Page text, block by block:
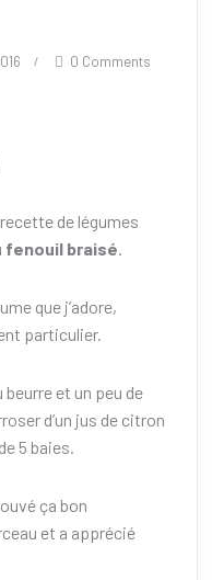
0 Comments
de légumes
fenouil braisé
que j’adore,
particulier.
et un peu de
d’un jus de citron
5 baies.
ça bon
et a apprécié